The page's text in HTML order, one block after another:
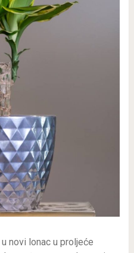
novi lonac u proljeće